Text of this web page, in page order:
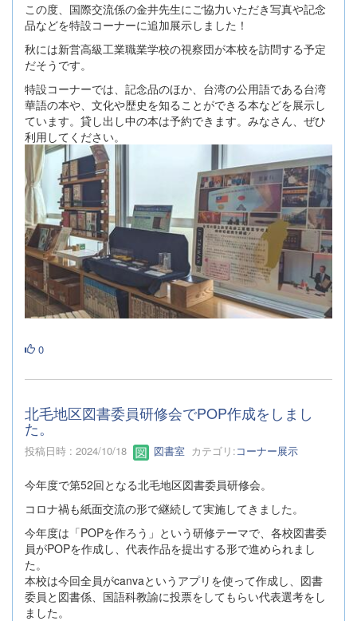
この度、国際交流係の金井先生にご協力いただき写真や記念
品などを特設コーナーに追加展示しました！
秋には新営高級工業職業学校の視察団が本校を訪問する予定
だそうです。
特設コーナーでは、記念品のほか、台湾の公用語である台湾
華語の本や、文化や歴史を知ることができる本などを展示し
ています。貸し出し中の本は予約できます。みなさん、ぜひ
利用してください。
0
北毛地区図書委員研修会でPOP作成をしまし
た。
投稿日時 : 2024/10/18 図書室 カテゴリ:コーナー展示
今年度で第52回となる北毛地区図書委員研修会。
コロナ禍も紙面交流の形で継続して実施してきました。
今年度は「POPを作ろう」という研修テーマで、各校図書委
員がPOPを作成し、代表作品を提出する形で進められまし
た。
本校は今回全員がcanvaというアプリを使って作成し、図書
委員と図書係、国語科教諭に投票をしてもらい代表選考をし
ました。